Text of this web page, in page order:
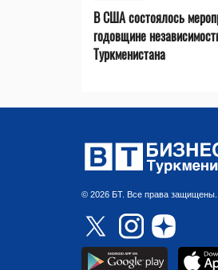
В США состоялось
годовщине
Туркменистана
© 2026 БТ. Все права защищены.